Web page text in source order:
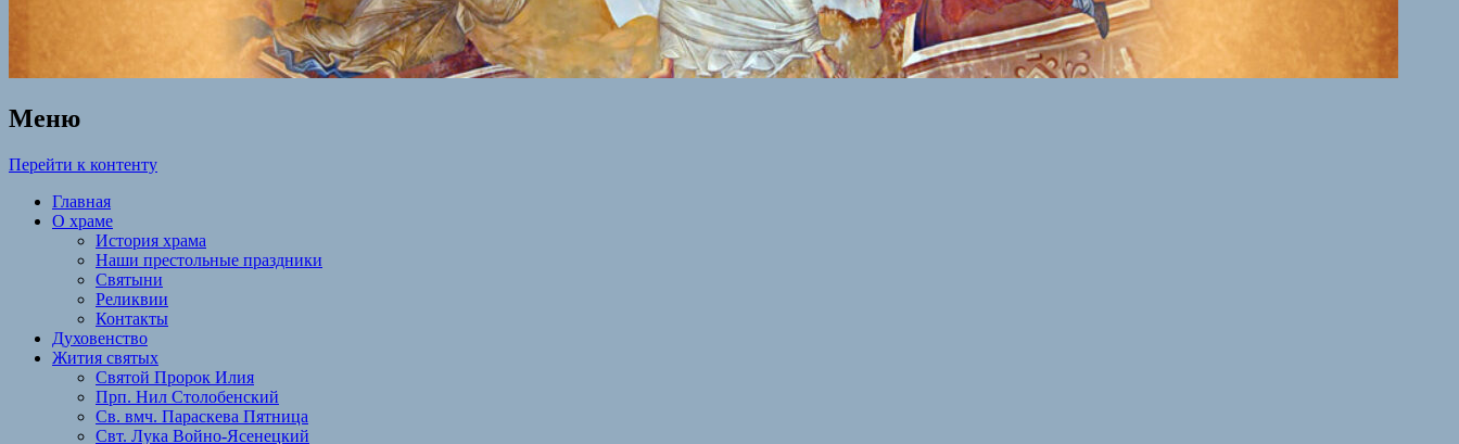
Меню
Перейти к контенту
Главная
О храме
История храма
Наши престольные праздники
Святыни
Реликвии
Контакты
Духовенство
Жития святых
Святой Пророк Илия
Прп. Нил Столобенский
Св. вмч. Параскева Пятница
Свт. Лука Войно-Ясенецкий